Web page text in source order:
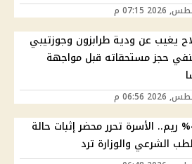
يغيب عن ودية طرابزون وجوزتيبي
حجز مستحقاته قبل مواجهة
طالبة الـ4% ريم.. الأسرة تحرر محضر إثبات حالة
الشرعي والوزارة ترد